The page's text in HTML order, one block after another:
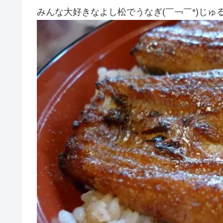
みんな大好きなよし松でうなぎ(￣￢￣*)じゅ